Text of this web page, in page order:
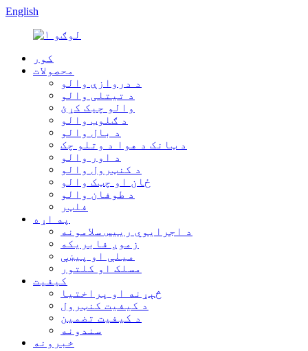
English
کور
محصولات
د دروازې والو
د تیتلی والو
والو چیک کړئ
د ګلوب والو
د بال والو
د ټانک د هوا د وتلو چک
د اور والو
د کنټرول والو
ځان او چټک والو
د طوفان والو
فلټر
په اړه
د اجرایوي رییس سلامونه
زموږ فابریکه
میلې او پیښې
مسلک او کلتور
کیفیت
څېړنه او پراختیا
د کیفیت کنټرول
د کیفیت تضمین
سندونه
خبرونه